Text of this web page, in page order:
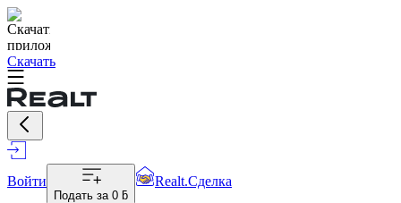
Скачать
Войти
Подать за 0 ƃ
Realt.Сделка